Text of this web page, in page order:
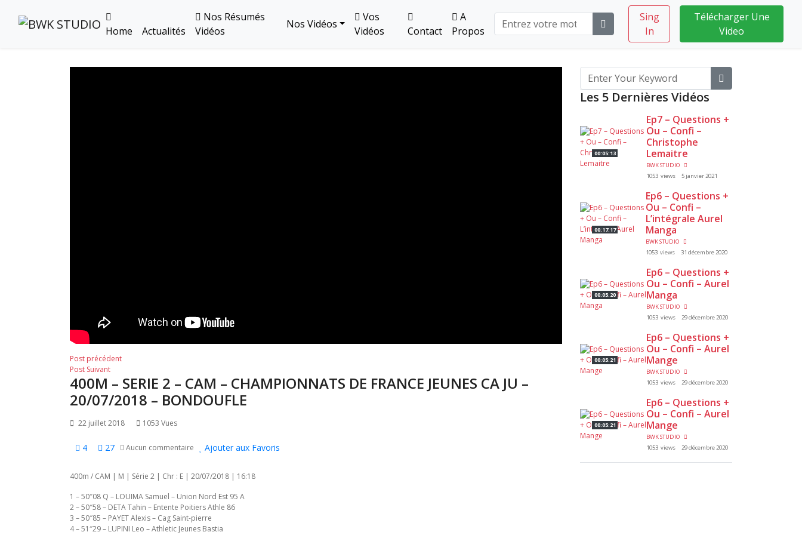
Home Actualités
Nos Résumés
Vidéos
Nos Vidéos
Vos
Vidéos
Contact
A
Propos
Sing
In
Télécharger Une
Video
Navigation
de
l’article
Post précédentPost
Post SuivantPost
suivant:
400M – SERIE 2 – CAM – CHAMPIONNATS DE FRANCE JEUNES CA JU –
20/07/2018 – BONDOUFLE
22 juillet 2018 1053 Vues
4 27 Aucun commentaire Ajouter aux Favoris
400m / CAM | M | Série 2 | Chr : E | 20/07/2018 | 16:18
1 – 50″08 Q – LOUIMA Samuel – Union Nord Est 95 A
2 – 50″58 – DETA Tahin – Entente Poitiers Athle 86
3 – 50″85 – PAYET Alexis – Cag Saint-pierre
4 – 51″29 – LUPINI Leo – Athletic Jeunes Bastia
Les 5 Dernières Vidéos
00:05:13
Ep7 – Questions +
Ou – Confi –
Christophe
Lemaitre
BWK STUDIO
1053 views
5 janvier 2021
00:17:17
Ep6 – Questions +
Ou – Confi –
L’intégrale Aurel
Manga
BWK STUDIO
1053 views
31 décembre 2020
00:05:20
Ep6 – Questions +
Ou – Confi – Aurel
Manga
BWK STUDIO
1053 views
29 décembre 2020
00:05:21
Ep6 – Questions +
Ou – Confi – Aurel
Mange
BWK STUDIO
1053 views
29 décembre 2020
00:05:21
Ep6 – Questions +
Ou – Confi – Aurel
Mange
BWK STUDIO
1053 views
29 décembre 2020